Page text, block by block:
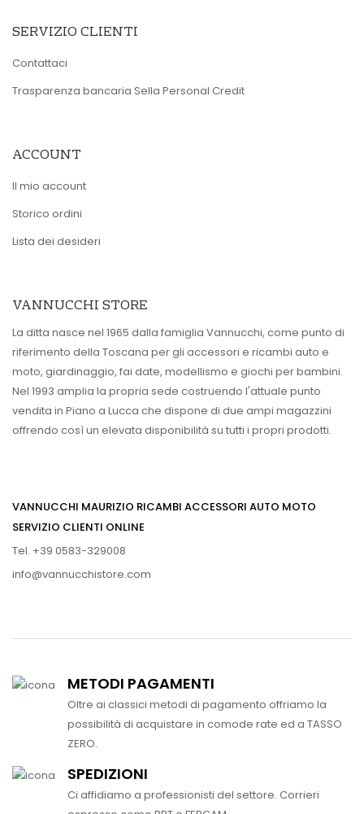
SERVIZIO CLIENTI
Contattaci
Trasparenza bancaria Sella Personal Credit
ACCOUNT
Il mio account
Storico ordini
Lista dei desideri
VANNUCCHI STORE
La ditta nasce nel 1965 dalla famiglia Vannucchi, come punto di
riferimento della Toscana per gli accessori e ricambi auto e
moto, giardinaggio, fai date, modellismo e giochi per bambini.
Nel 1993 amplia la propria sede costruendo l'attuale punto
vendita in Piano a Lucca che dispone di due ampi magazzini
offrendo così un elevata disponibilità su tutti i propri prodotti.
VANNUCCHI MAURIZIO RICAMBI ACCESSORI AUTO MOTO
SERVIZIO CLIENTI ONLINE
Tel. +39 0583-329008
info@vannucchistore.com
METODI PAGAMENTI
Oltre ai classici metodi di pagamento offriamo la
possibilità di acquistare in comode rate ed a TASSO
ZERO.
SPEDIZIONI
Ci affidiamo a professionisti del settore. Corrieri